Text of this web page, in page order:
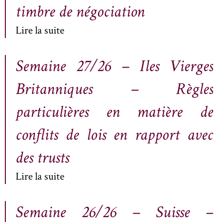
timbre de négociation
Lire la suite
Semaine 27/26 – Iles Vierges
Britanniques – Règles
particulières en matière de
conflits de lois en rapport avec
des trusts
Lire la suite
Semaine 26/26 – Suisse –